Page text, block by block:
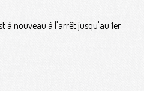
à nouveau à l'arrêt jusqu'au 1er